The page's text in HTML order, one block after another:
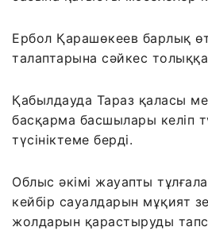
Ербол Қарашөкеев барлық
талаптарына сәйкес
Қабылдауда Тараз қаласы
басқарма басшылары келіп
түсініктеме берді.
Облыс әкімі жауапты
кейбір сауалдарын мұқият
жолдарын қарастыруды